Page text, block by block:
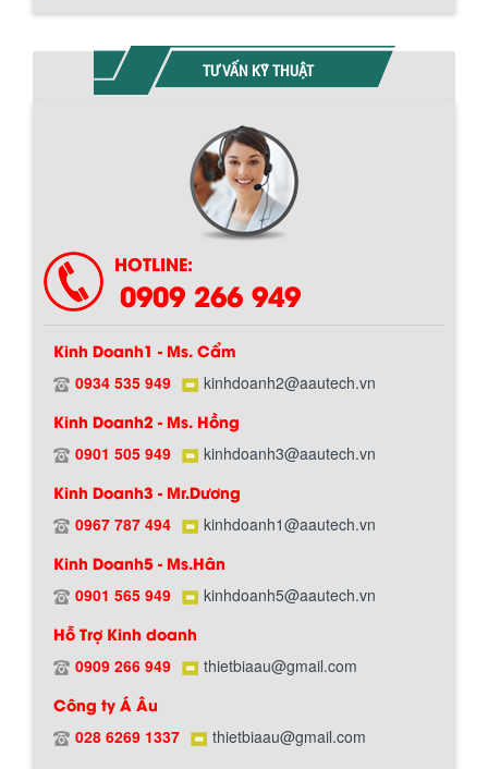
TƯ VẤN KỸ THUẬT
HOTLINE:
0909 266 949
Kinh Doanh1 - Ms. Cẩm
0934 535 949 kinhdoanh2@aautech.vn
Kinh Doanh2 - Ms. Hồng
0901 505 949 kinhdoanh3@aautech.vn
Kinh Doanh3 - Mr.Dương
0967 787 494 kinhdoanh1@aautech.vn
Kinh Doanh5 - Ms.Hân
0901 565 949 kinhdoanh5@aautech.vn
Hỗ Trợ Kinh doanh
0909 266 949 thietbiaau@gmail.com
Công ty Á Âu
028 6269 1337 thietbiaau@gmail.com
Chính sách giao hàng